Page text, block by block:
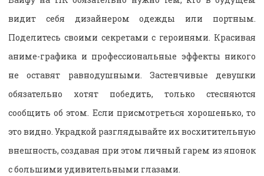
видит себя дизайнером одежды или портным.
Поделитесь своими секретами с героинями. Красивая
аниме-графика и профессиональные эффекты никого
не оставят равнодушными. Застенчивые девушки
обязательно хотят победить, только стесняются
сообщить об этом. Если присмотреться хорошенько, то
это видно. Украдкой разглядывайте их восхитительную
внешность, создавая при этом личный гарем из японок
с большими удивительными глазами.